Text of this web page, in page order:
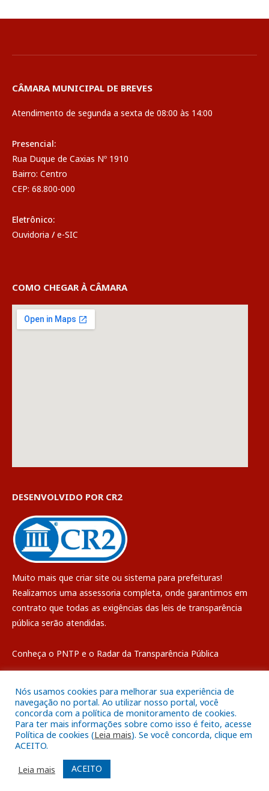
CÂMARA MUNICIPAL DE BREVES
Atendimento de segunda a sexta de 08:00 às 14:00
Presencial:
Rua Duque de Caxias Nº 1910
Bairro: Centro
CEP: 68.800-000
Eletrônico:
Ouvidoria / e-SIC
COMO CHEGAR À CÂMARA
DESENVOLVIDO POR CR2
Muito mais que criar site ou sistema para prefeituras!
Realizamos uma assessoria completa, onde garantimos em
contrato que todas as exigências das leis de transparência
pública serão atendidas.
Conheça o PNTP e o Radar da Transparência Pública
Todos os direitos reservados a Câmara Municipal de Breves
Mapa do Site
Acessar o Webmail
Nós usamos cookies para melhorar sua experiência de
navegação no portal. Ao utilizar nosso portal, você
concorda com a política de monitoramento de cookies.
Para ter mais informações sobre como isso é feito, acesse
Política de cookies (Leia mais). Se você concorda, clique em
ACEITO.
Leia mais
ACEITO